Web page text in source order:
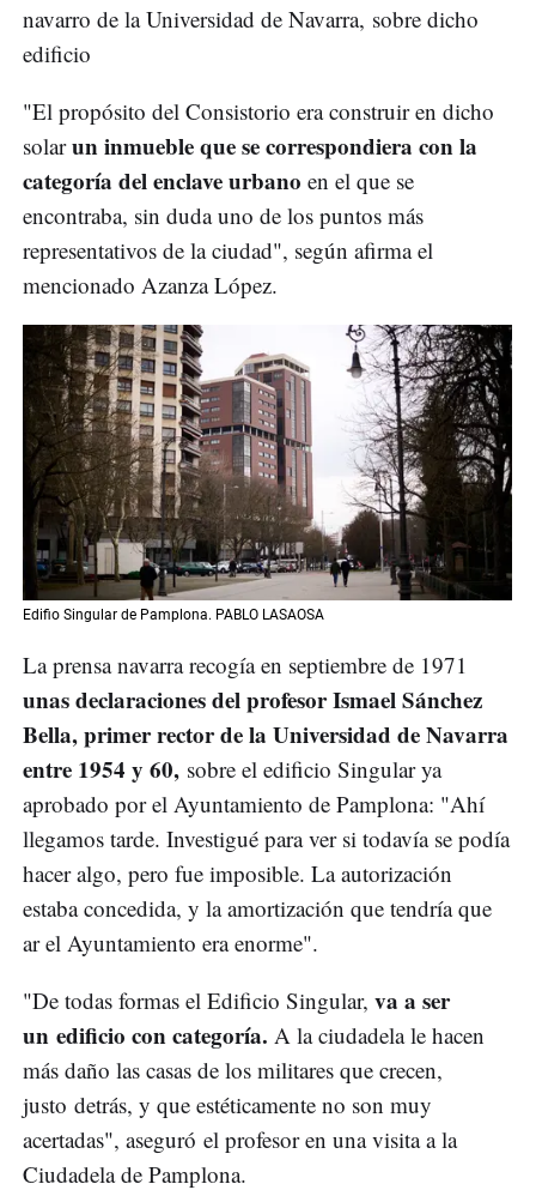
navarro de la Universidad de Navarra, sobre dicho
edificio
"El propósito del Consistorio era construir en dicho
solarun inmueble que se correspondiera con la
categoría del enclave urbano en el que se
encontraba, sin duda uno de los puntos más
representativos de la ciudad", según afirma el
mencionado Azanza López.
Edifio Singular de Pamplona. PABLO LASAOSA
La prensa navarra recogía en septiembre de 1971
unas declaraciones del profesor Ismael Sánchez
Bella, primer rector de la Universidad de Navarra
entre 1954 y 60, sobre el edificio Singular ya
aprobado por el Ayuntamiento de Pamplona: "Ahí
llegamos tarde. Investigué para ver si todavía se podía
hacer algo, pero fue imposible. La autorización
estaba concedida, y la amortización que tendría que
ar el Ayuntamiento era enorme".
"De todas formas el Edificio Singular, va a ser
un edificio con categoría. A la ciudadela le hacen
más daño las casas de los militares que crecen,
justo detrás, y que estéticamente no son muy
acertadas", aseguró el profesor en una visita a la
Ciudadela de Pamplona.